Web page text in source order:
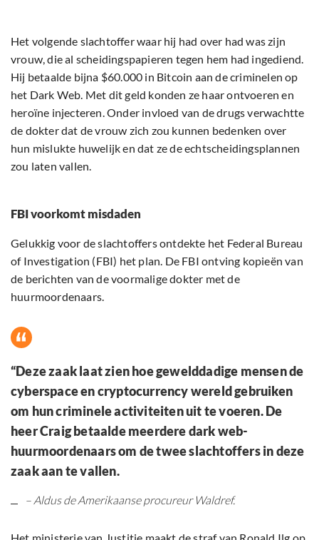
Het volgende slachtoffer waar hij had over had was zijn
vrouw, die al scheidingspapieren tegen hem had ingediend.
Hij betaalde bijna $60.000 in Bitcoin aan de criminelen op
het Dark Web. Met dit geld konden ze haar ontvoeren en
heroïne injecteren. Onder invloed van de drugs verwachtte
de dokter dat de vrouw zich zou kunnen bedenken over
hun mislukte huwelijk en dat ze de echtscheidingsplannen
zou laten vallen.
FBI voorkomt misdaden
Gelukkig voor de slachtoffers ontdekte het Federal Bureau
of Investigation (FBI) het plan. De FBI ontving kopieën van
de berichten van de voormalige dokter met de
huurmoordenaars.
“Deze zaak laat zien hoe gewelddadige mensen de
cyberspace en cryptocurrency wereld gebruiken
om hun criminele activiteiten uit te voeren. De
heer Craig betaalde meerdere dark web-
huurmoordenaars om de twee slachtoffers in deze
zaak aan te vallen.
– Aldus de Amerikaanse procureur Waldref.